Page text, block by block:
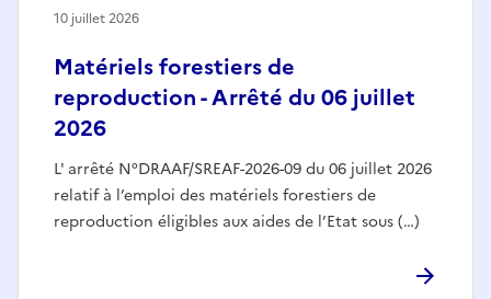
Matériels forestiers de
reproduction - Arrêté du 06 juillet
2026
L' arrêté N°DRAAF/SREAF-2026-09 du 06 juillet 2026
relatif à l’emploi des matériels forestiers de
reproduction éligibles aux aides de l’Etat sous (…)
10 juillet 2026